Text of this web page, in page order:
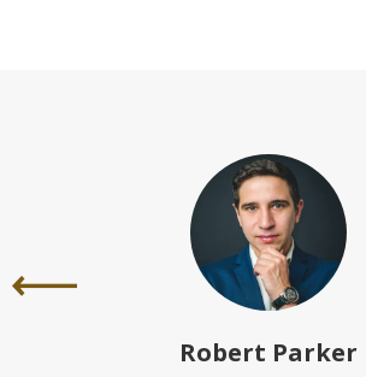
Robert Parker